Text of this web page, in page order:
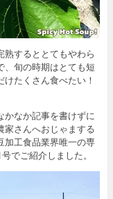
するととてもやわら
、旬の時期はとても短
たくさん食べたい！
かなか記事を書けずに
家さんへおじゃまする
加工食品業界唯一の専
でご紹介しました。